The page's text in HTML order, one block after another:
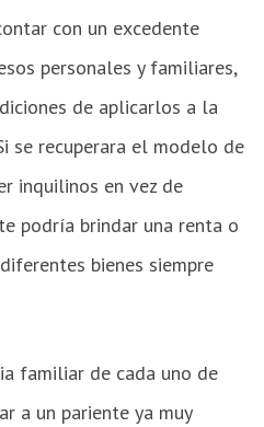
con un excedente
personales y familiares,
de aplicarlos a la
se recuperara el modelo de
inquilinos en vez de
podría brindar una renta o
bienes siempre
familiar de cada uno de
a un pariente ya muy